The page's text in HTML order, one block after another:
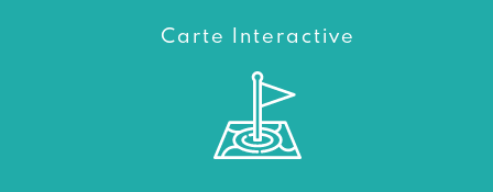
Carte Interactive